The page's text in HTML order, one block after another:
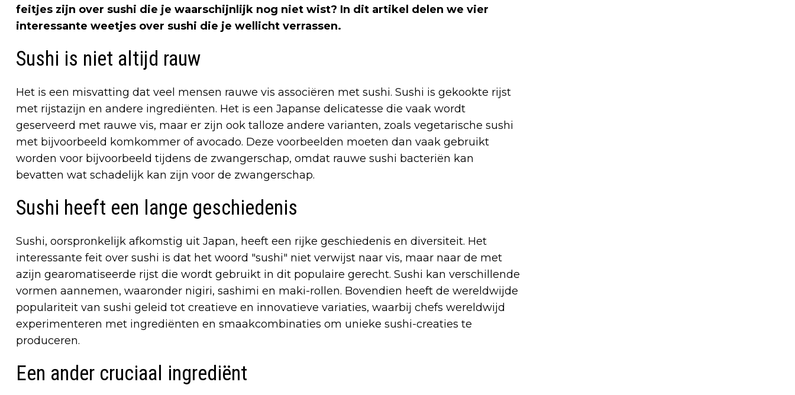
feitjes zijn over sushi die je waarschijnlijk nog niet wist? In dit artikel delen we vier
interessante weetjes over sushi die je wellicht verrassen.
Sushi is niet altijd rauw
Het is een misvatting dat veel mensen rauwe vis associëren met sushi. Sushi is gekookte rijst
met rijstazijn en andere ingrediënten. Het is een Japanse delicatesse die vaak wordt
geserveerd met rauwe vis, maar er zijn ook talloze andere varianten, zoals vegetarische sushi
met bijvoorbeeld komkommer of avocado. Deze voorbeelden moeten dan vaak gebruikt
worden voor bijvoorbeeld tijdens de zwangerschap, omdat rauwe sushi bacteriën kan
bevatten wat schadelijk kan zijn voor de zwangerschap.
Sushi heeft een lange geschiedenis
Sushi, oorspronkelijk afkomstig uit Japan, heeft een rijke geschiedenis en diversiteit. Het
interessante feit over sushi is dat het woord "sushi" niet verwijst naar vis, maar naar de met
azijn gearomatiseerde rijst die wordt gebruikt in dit populaire gerecht. Sushi kan verschillende
vormen aannemen, waaronder nigiri, sashimi en maki-rollen. Bovendien heeft de wereldwijde
populariteit van sushi geleid tot creatieve en innovatieve variaties, waarbij chefs wereldwijd
experimenteren met ingrediënten en smaakcombinaties om unieke sushi-creaties te
produceren.
Een ander cruciaal ingrediënt